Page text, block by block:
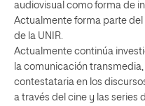
audiovisual como forma de
Actualmente forma parte
de la UNIR.
Actualmente continúa
la comunicación
contestataria en los
a través del cine y las series